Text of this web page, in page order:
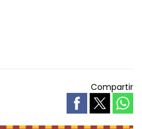
Compartir